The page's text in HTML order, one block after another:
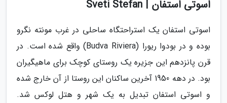
اسوتی استفان | Sveti Stefan
اسوتی استفان یک استراحتگاه ساحلی در غرب مونته نگرو
بوده و در بودوا ریورا (Budva Riviera) واقع شده است. در
قرن پانزدهم این جزیره یک روستای کوچک برای ماهیگیران
بود. در دهه 1950 آخرین ساکنان این روستا از آن خارج شده
و اسوتی استفان تبدیل به یک شهر و هتل لوکس شد.